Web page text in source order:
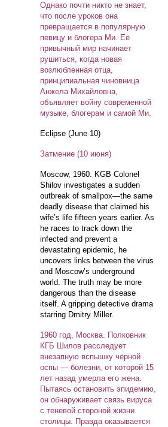
Однако почти никто не знает,
что после уроков она
превращается в популярную
певицу и блогера Ми. Её
привычный мир начинает
рушиться, когда новая
возлюбленная отца,
принципиальная чиновница
Анжела Михайловна,
объявляет войну современной
музыке, блогерам и самой Ми.
Eclipse (June 10)
Затмение (10 июня)
Moscow, 1960. KGB Colonel
Shilov investigates a sudden
outbreak of smallpox—the same
deadly disease that claimed his
wife’s life fifteen years earlier. As
he races to track down the
infected and prevent a
devastating epidemic, he
uncovers links between the virus
and Moscow’s underground
world. The truth may be more
dangerous than the disease
itself. A gripping detective drama
starring Dmitry Miller.
1960 год, Москва. Полковник
КГБ Шилов расследует
внезапную вспышку чёрной
оспы — болезни, от которой 15
лет назад умерла его жена.
Пытаясь остановить эпидемию,
он обнаруживает связь вируса
с теневой стороной жизни
столицы. Правда оказывается